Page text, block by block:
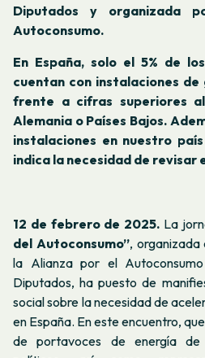
Diputados y organizada
Autoconsumo.
En España, solo el 5% de
cuentan con instalaciones
frente a cifras superiores
Alemania o Países Bajos.
instalaciones en nuestro
indica la necesidad de revisar
12 de febrero de 2025. La
del Autoconsumo”, organizada
la Alianza por el
Diputados, ha puesto de
social sobre la necesidad de
en España. En este encuentro,
de portavoces de energía de